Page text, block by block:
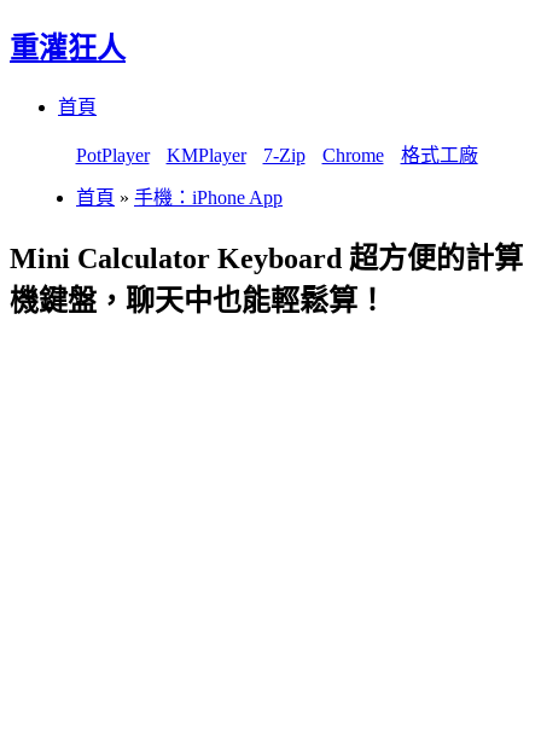
重灌狂人
首頁
PotPlayer KMPlayer 7-Zip Chrome 格式工廠
首頁 » 手機：iPhone App
Mini Calculator Keyboard 超方便的計算
機鍵盤，聊天中也能輕鬆算！